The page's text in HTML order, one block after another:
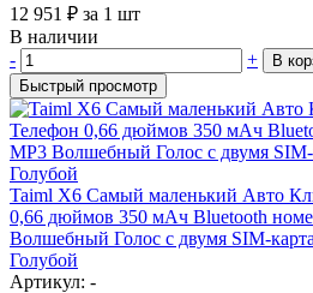
12 951 ₽ за 1 шт
В наличии
-
+
В
Быстрый просмотр
Taiml X6 Самый маленький Авто
0,66 дюймов 350 мАч Bluetooth
Волшебный Голос с двумя SIM-
Голубой
Артикул: -